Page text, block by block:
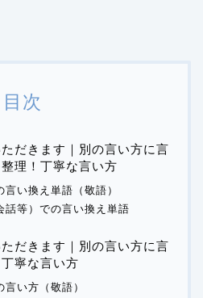
目次
だきます｜別の言い方に言
理！丁寧な言い方
言い換え単語（敬語）
話等）での言い換え単語
だきます｜別の言い方に言
寧な言い方
言い方（敬語）